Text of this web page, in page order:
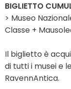
BIGLIETTO
> Museo
Classe +
Il biglietto è
di tutti i musei e
RavennAntica.